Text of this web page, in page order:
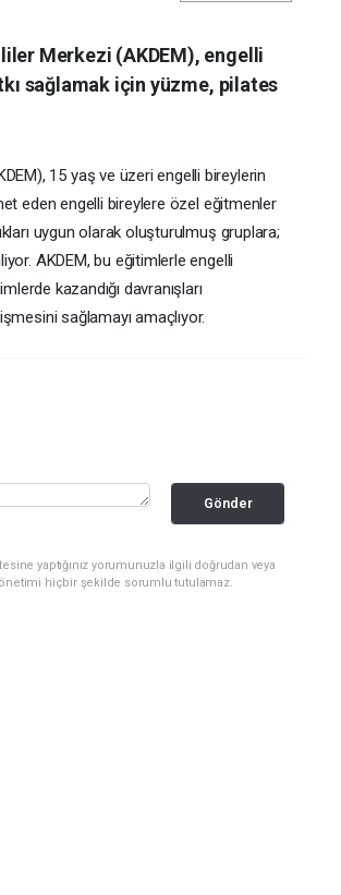
Merkezi (AKDEM), engelli
sağlamak için yüzme, pilates
15 yaş ve üzeri engelli bireylerin
eden engelli bireylere özel eğitmenler
uygun olarak oluşturulmuş gruplara;
AKDEM, bu eğitimlerle engelli
kazandığı davranışları
sağlamayı amaçlıyor.
Gönder
yaptığınız yorumunuzla ilgili doğrudan veya
hiçbir şekilde sorumlu tutulamaz.